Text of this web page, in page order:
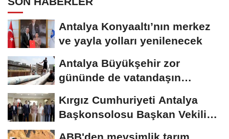
Antalya Konyaaltı’nın merkez
ve yayla yolları yenilenecek
Antalya Büyükşehir zor
gününde de vatandaşın
Kırgız Cumhuriyeti Antalya
Başkonsolosu Başkan Vekili